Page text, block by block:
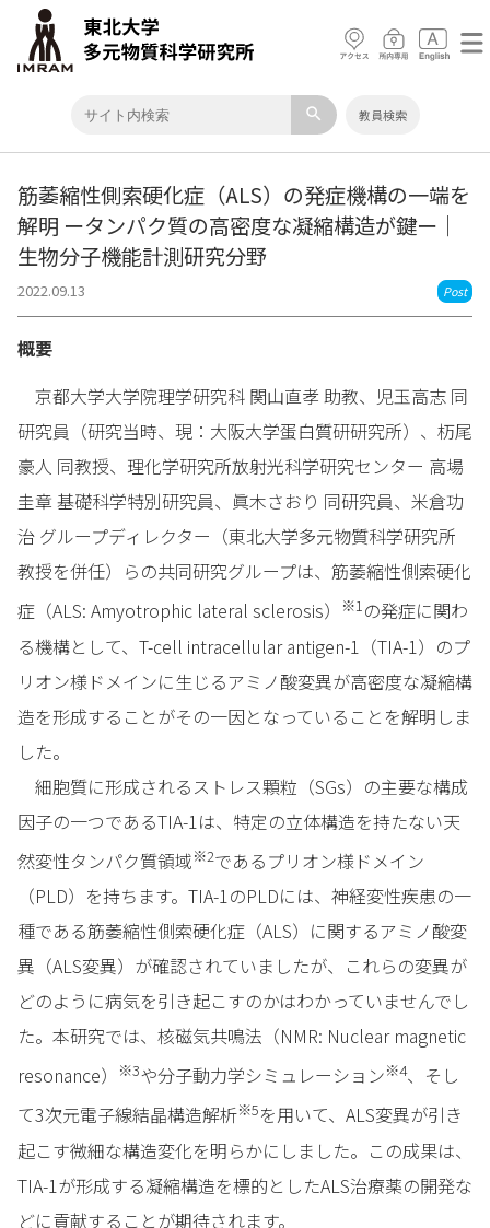
search 教員検索
筋萎縮性側索硬化症（ALS）の発症機構の一端を
解明 ータンパク質の高密度な凝縮構造が鍵ー｜
生物分子機能計測研究分野
2022.09.13 Post
概要
京都大学大学院理学研究科 関山直孝 助教、児玉高志 同
研究員（研究当時、現：大阪大学蛋白質研研究所）、杤尾
豪人 同教授、理化学研究所放射光科学研究センター 高場
圭章 基礎科学特別研究員、眞木さおり 同研究員、米倉功
治 グループディレクター（東北大学多元物質科学研究所
教授を併任）らの共同研究グループは、筋萎縮性側索硬化
症（ALS: Amyotrophic lateral sclerosis）
※1の発症に関わ
る機構として、T-cell intracellular antigen-1（TIA-1）のプ
リオン様ドメインに生じるアミノ酸変異が高密度な凝縮構
造を形成することがその一因となっていることを解明しま
した。
細胞質に形成されるストレス顆粒（SGs）の主要な構成
因子の一つであるTIA-1は、特定の立体構造を持たない天
然変性タンパク質領域※2であるプリオン様ドメイン
（PLD）を持ちます。TIA-1のPLDには、神経変性疾患の一
種である筋萎縮性側索硬化症（ALS）に関するアミノ酸変
異（ALS変異）が確認されていましたが、これらの変異が
どのように病気を引き起こすのかはわかっていませんでし
た。本研究では、核磁気共鳴法（NMR: Nuclear magnetic
resonance）
※3や分子動力学シミュレーション※4、そし
て3次元電子線結晶構造解析※5を用いて、ALS変異が引き
起こす微細な構造変化を明らかにしました。この成果は、
TIA-1が形成する凝縮構造を標的としたALS治療薬の開発な
どに貢献することが期待されます。